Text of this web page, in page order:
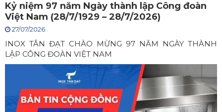
Kỷ niệm 97 năm Ngày thành lập Công đoàn
Việt Nam (28/7/1929 – 28/7/2026)
27/07/2026
INOX TÂN ĐẠT CHÀO MỪNG 97 NĂM NGÀY THÀNH
LẬP CÔNG ĐOÀN VIỆT NAM